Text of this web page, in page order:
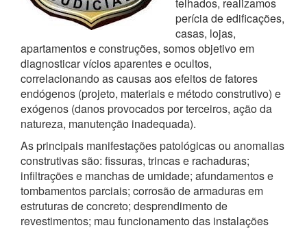
perícia de edificações,
casas, lojas,
apartamentos e construções, somos objetivo em
diagnosticar vícios aparentes e ocultos,
correlacionando as causas aos efeitos de fatores
endógenos (projeto, materiais e método construtivo) e
exógenos (danos provocados por terceiros, ação da
natureza, manutenção inadequada).
As principais manifestações patológicas ou anomalias
construtivas são: fissuras, trincas e rachaduras;
infiltrações e manchas de umidade; afundamentos e
tombamentos parciais; corrosão de armaduras em
estruturas de concreto; desprendimento de
revestimentos; mau funcionamento das instalações